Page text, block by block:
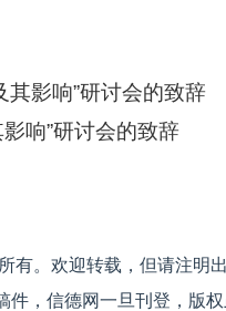
影响”研讨会的致辞
响”研讨会的致辞
有。欢迎转载，但请注明出
件，信德网一旦刊登，版权